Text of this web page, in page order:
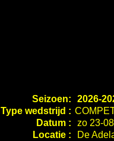
Seizoen:
2026-
Type wedstrijd :
Datum :
zo 23-
Locatie :
De